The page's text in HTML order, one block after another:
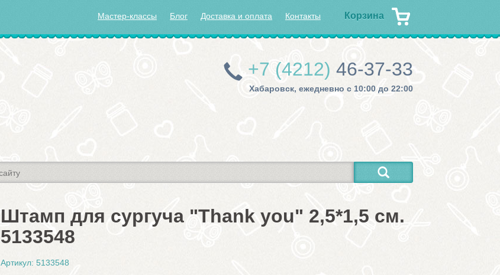
Корзина
Мастер-классы Блог Доставка и оплата Контакты
+7 (4212) 46-37-33
Хабаровск, ежедневно с 10:00 до 22:00
Штамп для сургуча "Thank you" 2,5*1,5 см.
5133548
Артикул: 5133548